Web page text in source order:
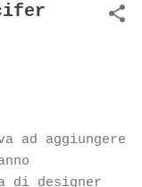
ad aggiungere
di designer